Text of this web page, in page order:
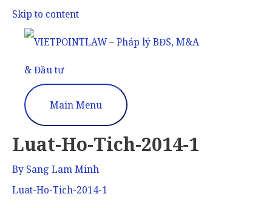
Skip to content
Main Menu
Luat-Ho-Tich-2014-1
By Sang Lam Minh
Luat-Ho-Tich-2014-1